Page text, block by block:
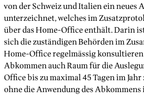
von der Schweiz und Italien ein neues
unterzeichnet, welches im
über das Home-Office enthält. Darin
sich die zuständigen Behörden im
Home-Office regelmässig
Abkommen auch Raum für die
Office bis zu maximal 45 Tagen im
ohne die Anwendung des Abkommens